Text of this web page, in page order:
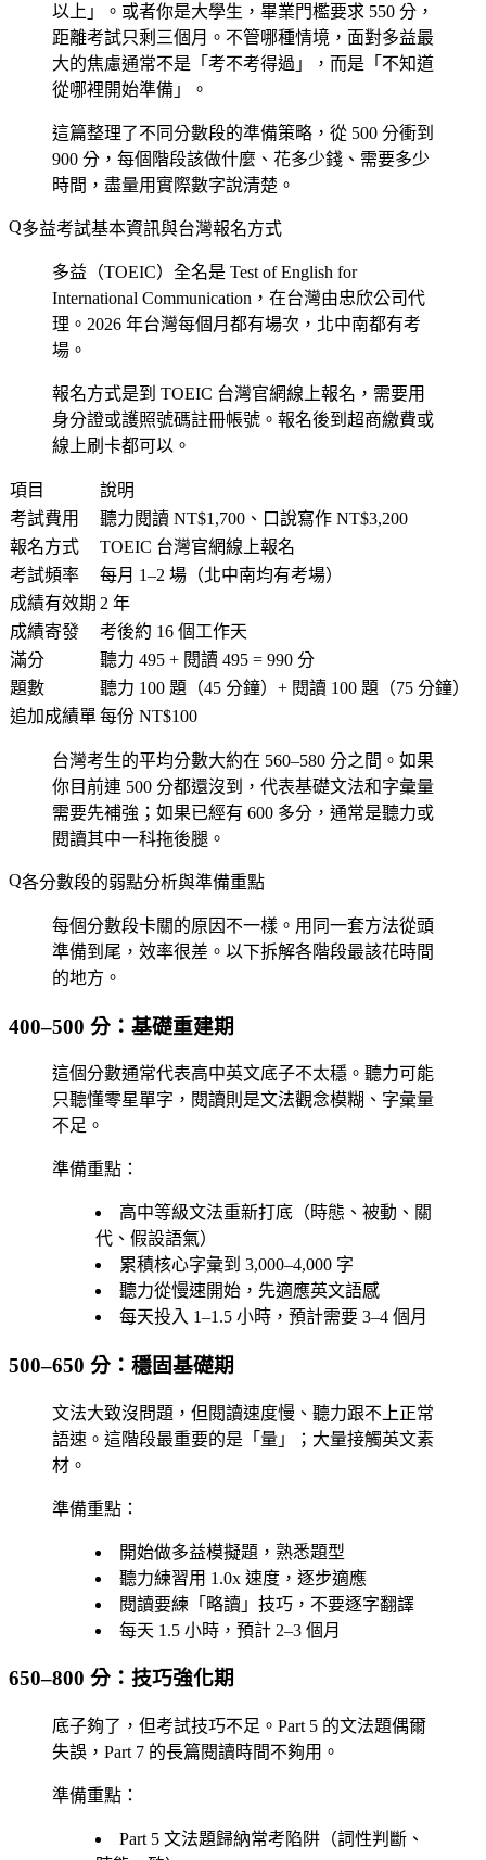
以上」。或者你是大學生，畢業門檻要求 550 分，
距離考試只剩三個月。不管哪種情境，面對多益最
大的焦慮通常不是「考不考得過」，而是「不知道
從哪裡開始準備」。
這篇整理了不同分數段的準備策略，從 500 分衝到
900 分，每個階段該做什麼、花多少錢、需要多少
時間，盡量用實際數字說清楚。
多益考試基本資訊與台灣報名方式
多益（TOEIC）全名是 Test of English for
International Communication，在台灣由忠欣公司代
理。2026 年台灣每個月都有場次，北中南都有考
場。
報名方式是到 TOEIC 台灣官網線上報名，需要用
身分證或護照號碼註冊帳號。報名後到超商繳費或
線上刷卡都可以。
項目
說明
考試費用
聽力閱讀 NT$1,700、口說寫作 NT$3,200
報名方式
TOEIC 台灣官網線上報名
考試頻率
每月 1–2 場（北中南均有考場）
成績有效期 2 年
成績寄發
考後約 16 個工作天
滿分
聽力 495 + 閱讀 495 = 990 分
題數
聽力 100 題（45 分鐘）+ 閱讀 100 題（75 分鐘）
追加成績單每份 NT$100
台灣考生的平均分數大約在 560–580 分之間。如果
你目前連 500 分都還沒到，代表基礎文法和字彙量
需要先補強；如果已經有 600 多分，通常是聽力或
閱讀其中一科拖後腿。
各分數段的弱點分析與準備重點
每個分數段卡關的原因不一樣。用同一套方法從頭
準備到尾，效率很差。以下拆解各階段最該花時間
的地方。
400–500 分：基礎重建期
這個分數通常代表高中英文底子不太穩。聽力可能
只聽懂零星單字，閱讀則是文法觀念模糊、字彙量
不足。
準備重點：
高中等級文法重新打底（時態、被動、關
代、假設語氣）
累積核心字彙到 3,000–4,000 字
聽力從慢速開始，先適應英文語感
每天投入 1–1.5 小時，預計需要 3–4 個月
500–650 分：穩固基礎期
文法大致沒問題，但閱讀速度慢、聽力跟不上正常
語速。這階段最重要的是「量」；大量接觸英文素
材。
準備重點：
開始做多益模擬題，熟悉題型
聽力練習用 1.0x 速度，逐步適應
閱讀要練「略讀」技巧，不要逐字翻譯
每天 1.5 小時，預計 2–3 個月
650–800 分：技巧強化期
底子夠了，但考試技巧不足。Part 5 的文法題偶爾
失誤，Part 7 的長篇閱讀時間不夠用。
準備重點：
Part 5 文法題歸納常考陷阱（詞性判斷、